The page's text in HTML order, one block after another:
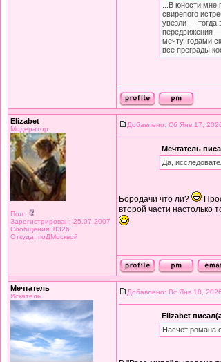
...В юности
свирепого
увезли — тогда
передвижения
мечту, годами
все преграды
Elizabet
Модератор
Пол:
Зарегистрирован: 25.07.2007
Сообщения: 8326
Откуда: поДМосквой
Добавлено: Сб Янв 17,
Мечтатель
Да,
Бородачи что ли?
второй части настолько
Мечтатель
Искатель
Добавлено: Вс Янв 18,
Elizabet
Насчёт романа